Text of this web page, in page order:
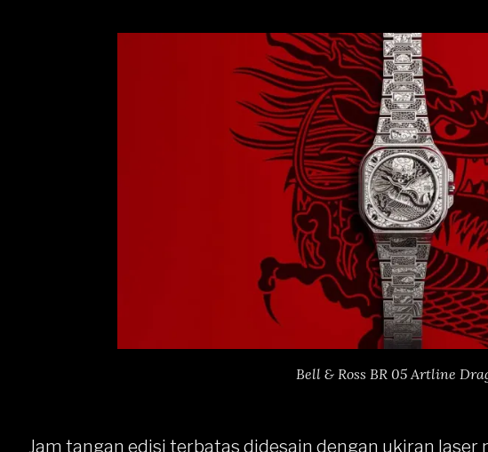
Bell & Ross BR 05 Artline
Jam tangan edisi terbatas didesain dengan ukiran